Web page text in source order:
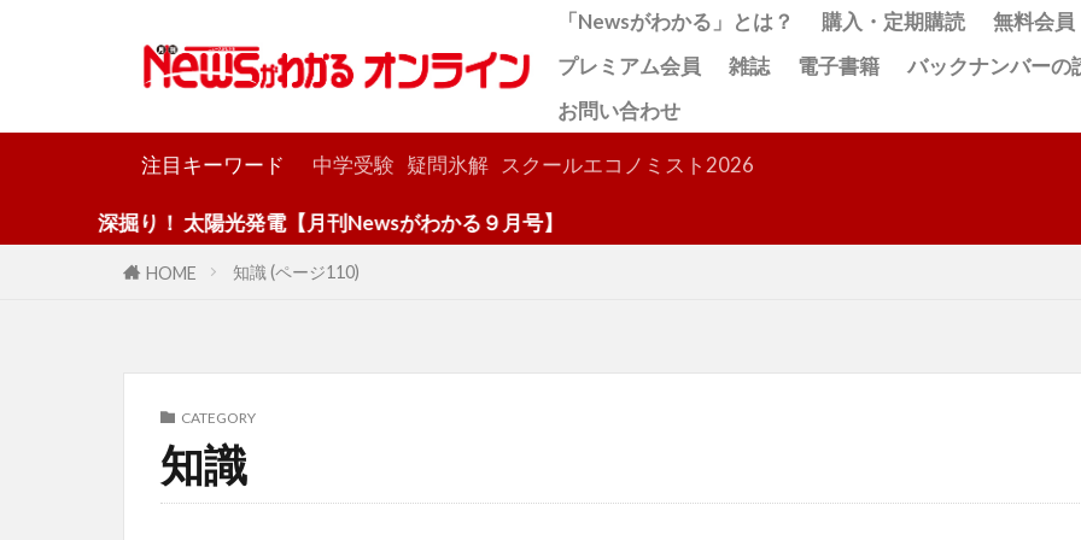
「Newsがわかる」とは？ 購入・定期購読
無料会員
プレミアム会員
雑誌 電子書籍
バックナンバーの
お問い合わせ
注目キーワード 中学受験 疑問氷解 スクールエコノミスト2026
り！ 太陽光発電【月刊Newsがわかる９月号】
HOME 知識 (ページ110)
CATEGORY
知識
検索